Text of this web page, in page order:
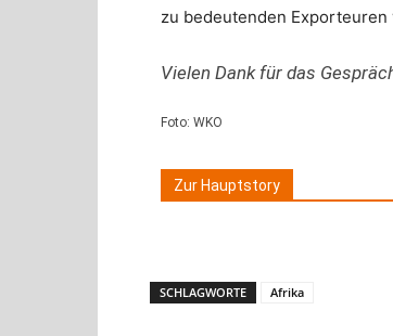
zu bedeutenden
Vielen Dank für das
Foto: WKO
Zur Hauptstory
SCHLAGWORTE Afrika